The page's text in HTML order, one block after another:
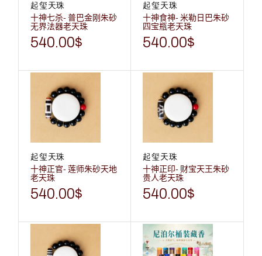
起玺天珠
十神七杀- 普巴金刚朱砂
无界法器老天珠
540.00$
起玺天珠
十神食神- 米勒日巴朱砂
四宝瓶老天珠
540.00$
起玺天珠
十神正官- 莲师朱砂天地
老天珠
540.00$
起玺天珠
十神正印- 财宝天王朱砂
贵人老天珠
540.00$